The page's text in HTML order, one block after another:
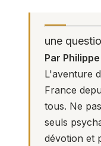
une
Par
L'aventure
France
tous. Ne
seuls
dévotion et